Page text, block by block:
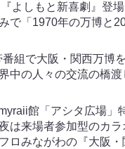
よしもと新喜劇』登
で「1970年の万博と
組で大阪・関西万博
中の人々の交流の橋
館「アシタ広場」
は来場者参加型のカ
ロみながわの『大阪